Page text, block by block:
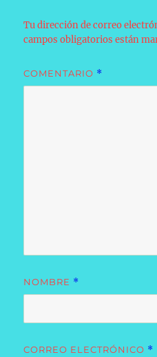
Tu dirección de correo
campos obligatorios están
COMENTARIO *
NOMBRE *
CORREO ELECTRÓNICO *